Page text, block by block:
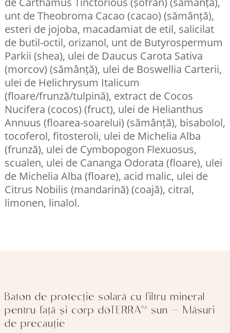
unt de Theobroma Cacao (cacao) (sămânță),
esteri de jojoba, macadamiat de etil, salicilat
de butil-octil, orizanol, unt de Butyrospermum
Parkii (shea), ulei de Daucus Carota Sativa
(morcov) (sămânță), ulei de Boswellia Carterii,
ulei de Helichrysum Italicum
(floare/frunză/tulpină), extract de Cocos
Nucifera (cocos) (fruct), ulei de Helianthus
Annuus (floarea-soarelui) (sămânță), bisabolol,
tocoferol, fitosteroli, ulei de Michelia Alba
(frunză), ulei de Cymbopogon Flexuosus,
scualen, ulei de Cananga Odorata (floare), ulei
de Michelia Alba (floare), acid malic, ulei de
Citrus Nobilis (mandarină) (coajă), citral,
limonen, linalol.
Baton de protecție solară cu filtru mineral
pentru față și corp dōTERRA™ sun – Măsuri
de precauție